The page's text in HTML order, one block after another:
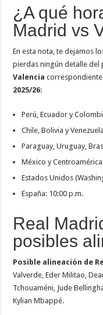
¿A qué
Madrid vs
En esta nota, te dejamos
pierdas ningún detalle del
Valencia
2025/26:
Perú, Ecuador y
Chile, Bolivia y
Paraguay, Uruguay,
México y
Estados Unidos
España: 10:00 p.m.
Real
posibles
Posible alineación de
Valverde, Eder Militao,
Tchouaméni, Jude
Kylian Mbappé.